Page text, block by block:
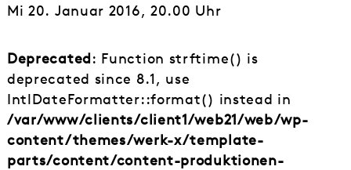
Mi 20. Januar 2016, 20.00 Uhr
Deprecated: Function strftime() is
deprecated since 8.1, use
IntlDateFormatter::format() instead in
/var/www/clients/client1/web21/web/wp-
content/themes/werk-x/template-
parts/content/content-produktionen-